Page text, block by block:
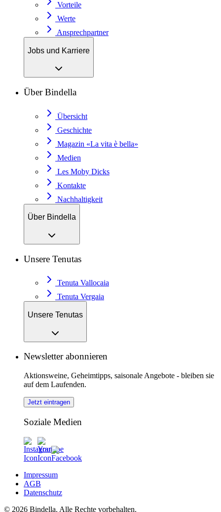
Vorteile
Werte
Ansprechpartner
Jobs und Karriere
Über Bindella
Übersicht
Geschichte
Magazin «La vita è bella»
Medien
Les Moby Dicks
Kontakte
Nachhaltigkeit
Über Bindella
Unsere Tenutas
Tenuta Vallocaia
Tenuta Vergaia
Unsere Tenutas
Newsletter abonnieren
Aktionsweine, Geheimtipps, saisonale Angebote - bleiben sie
auf dem Laufenden.
Jetzt eintragen
Soziale Medien
Impressum
AGB
Datenschutz
© 2026 Bindella. Alle Rechte vorbehalten.